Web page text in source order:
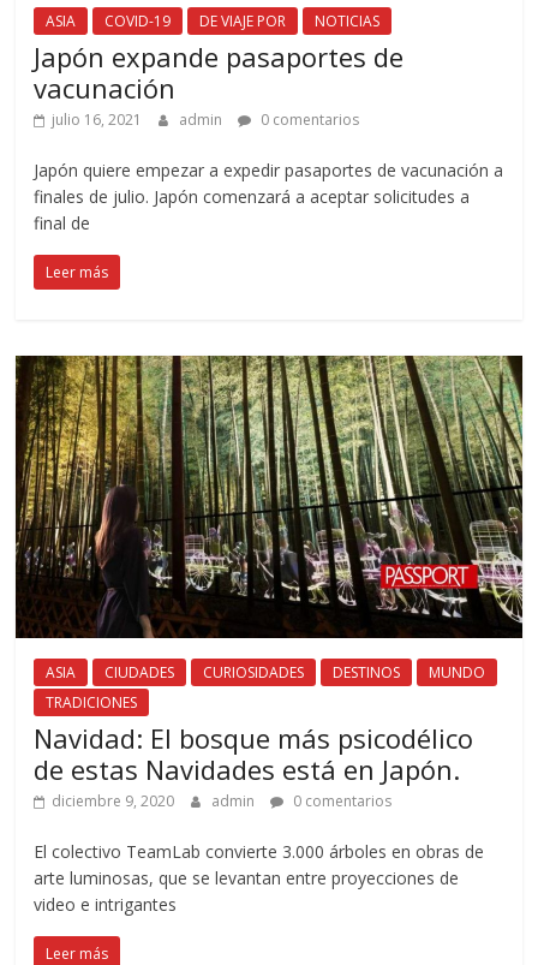
ASIA COVID-19 DE VIAJE POR NOTICIAS
Japón expande pasaportes de
vacunación
julio 16, 2021 admin 0 comentarios
Japón quiere empezar a expedir pasaportes de vacunación a
finales de julio. Japón comenzará a aceptar solicitudes a
final de
Leer más
ASIA CIUDADES CURIOSIDADES DESTINOS
MUNDO
TRADICIONES
Navidad: El bosque más psicodélico
de estas Navidades está en Japón.
diciembre 9, 2020 admin 0 comentarios
El colectivo TeamLab convierte 3.000 árboles en obras de
arte luminosas, que se levantan entre proyecciones de
video e intrigantes
Leer más